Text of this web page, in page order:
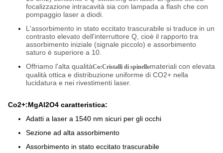
focalizzazione intracavità sia con lampada a flash che con
pompaggio laser a diodi.
L'assorbimento in stato eccitato trascurabile si traduce in un
contrasto elevato dell'interruttore Q, cioè il rapporto tra
assorbimento iniziale (signale piccolo) e assorbimento
saturo è superiore a 10.
Offriamo l'alta qualitàCo:Cristalli di spinellomateriali con elevata
qualità ottica e distribuzione uniforme di CO2+ nella
lucidatura e nei rivestimenti laser.
Co2+:MgAl2O4 caratteristica:
Adatti a laser a 1540 nm sicuri per gli occhi
Sezione ad alta assorbimento
Assorbimento in stato eccitato trascurabile